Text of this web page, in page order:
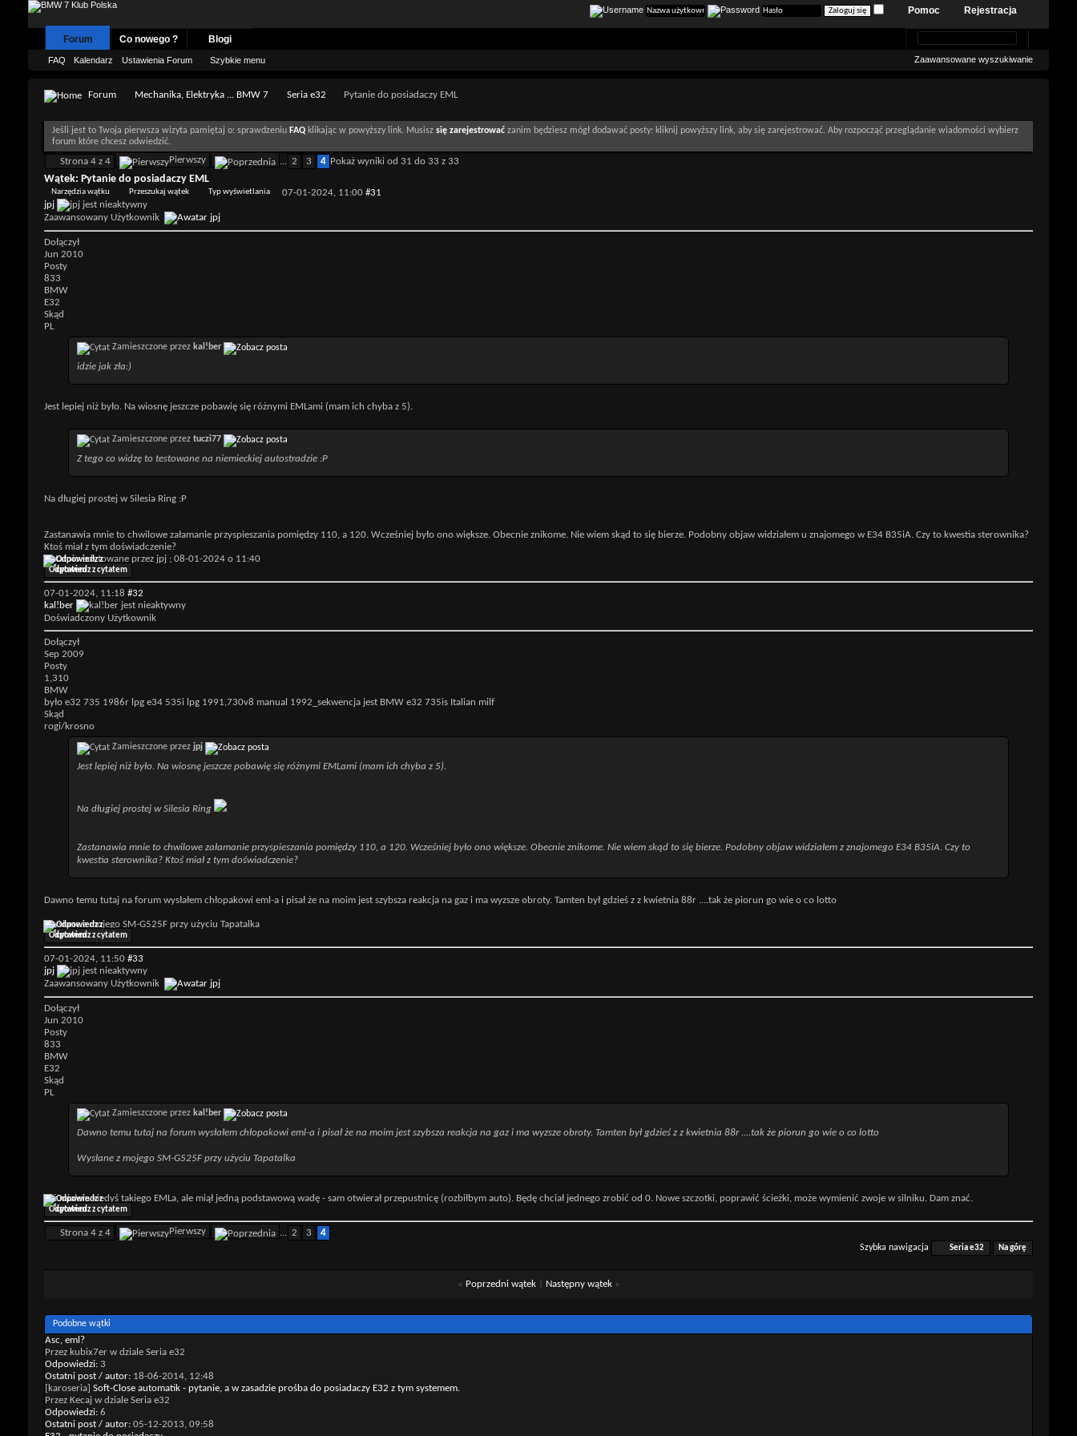
Rejestracja
Pomoc
Forum
FAQ Kalendarz Ustawienia Forum Szybkie menu
Co nowego ? Blogi
Zaawansowane wyszukiwanie
Forum Mechanika, Elektryka ... BMW 7 Seria e32 Pytanie do posiadaczy EML
Jeśli jest to Twoja pierwsza wizyta pamiętaj o: sprawdzeniu FAQ klikając w powyższy link. Musisz się zarejestrować zanim będziesz mógł dodawać posty: kliknij powyższy link, aby się zarejestrować. Aby rozpocząć przeglądanie wiadomości wybierz
forum które chcesz odwiedzić.
Strona 4 z 4 Pierwszy ... 2 3 4 Pokaż wyniki od 31 do 33 z 33
Wątek: Pytanie do posiadaczy EML
Narzędzia wątku Przeszukaj wątek Typ wyświetlania 07-01-2024, 11:00 #31
jpj
Zaawansowany Użytkownik
Dołączył
Jun 2010
Posty
833
BMW
E32
Skąd
PL
Zamieszczone przez kal!ber
idzie jak zła:)
Jest lepiej niż było. Na wiosnę jeszcze pobawię się różnymi EMLami (mam ich chyba z 5).
Zamieszczone przez tuczi77
Z tego co widzę to testowane na niemieckiej autostradzie :P
Na długiej prostej w Silesia Ring :P
Zastanawia mnie to chwilowe załamanie przyspieszania pomiędzy 110, a 120. Wcześniej było ono większe. Obecnie znikome. Nie wiem skąd to się bierze. Podobny objaw widziałem u znajomego w E34 B35iA. Czy to kwestia sterownika?
Ktoś miał z tym doświadczenie?
Ostatnio edytowane przez jpj ; 08-01-2024 o 11:40
Odpowiedz z cytatem
07-01-2024, 11:18 #32
kal!ber
Doświadczony Użytkownik
Dołączył
Sep 2009
Posty
1,310
BMW
było e32 735 1986r lpg e34 535i lpg 1991,730v8 manual 1992_sekwencja jest BMW e32 735is Italian milf
Skąd
rogi/krosno
Zamieszczone przez jpj
Jest lepiej niż było. Na wiosnę jeszcze pobawię się różnymi EMLami (mam ich chyba z 5).
Na długiej prostej w Silesia Ring
Zastanawia mnie to chwilowe załamanie przyspieszania pomiędzy 110, a 120. Wcześniej było ono większe. Obecnie znikome. Nie wiem skąd to się bierze. Podobny objaw widziałem z znajomego E34 B35iA. Czy to
kwestia sterownika? Ktoś miał z tym doświadczenie?
Dawno temu tutaj na forum wysłałem chłopakowi eml-a i pisał że na moim jest szybsza reakcja na gaz i ma wyzsze obroty. Tamten był gdzieś z z kwietnia 88r ....tak że piorun go wie o co lotto
Wysłane z mojego SM-G525F przy użyciu Tapatalka
Odpowiedz z cytatem
07-01-2024, 11:50 #33
jpj
Zaawansowany Użytkownik
Dołączył
Jun 2010
Posty
833
BMW
E32
Skąd
PL
Zamieszczone przez kal!ber
Dawno temu tutaj na forum wysłałem chłopakowi eml-a i pisał że na moim jest szybsza reakcja na gaz i ma wyzsze obroty. Tamten był gdzieś z z kwietnia 88r ....tak że piorun go wie o co lotto
Wysłane z mojego SM-G525F przy użyciu Tapatalka
Też miałem kiedyś takiego EMLa, ale miął jedną podstawową wadę - sam otwierał przepustnicę (rozbiłbym auto). Będę chciał jednego zrobić od 0. Nowe szczotki, poprawić ścieżki, może wymienić zwoje w silniku. Dam znać.
Odpowiedz z cytatem
Strona 4 z 4 Pierwszy ... 2 3 4
Szybka nawigacja Seria e32 Na górę
« Poprzedni wątek| Następny wątek »
Podobne wątki
Asc, eml?
Przez kubix7er w dziale Seria e32
Odpowiedzi: 3
Ostatni post / autor: 18-06-2014, 12:48
[karoseria] Soft-Close automatik - pytanie, a w zasadzie prośba do posiadaczy E32 z tym systemem.
Przez Kecaj w dziale Seria e32
Odpowiedzi: 6
Ostatni post / autor: 05-12-2013, 09:58